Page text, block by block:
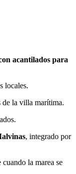
acantilados para
locales.
de la villa marítima.
, integrado por
la marea se